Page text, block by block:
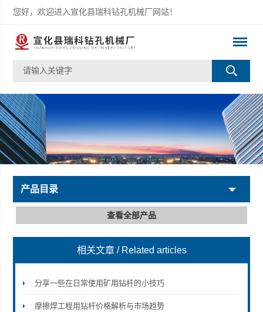
您好，欢迎进入宣化县瑞科钻孔机械厂网站！
产品目录
查看全部产品
相关文章 / Related articles
分享一些在日常使用矿用钻杆的小技巧
摩擦焊工程用钻杆价格解析与市场趋势